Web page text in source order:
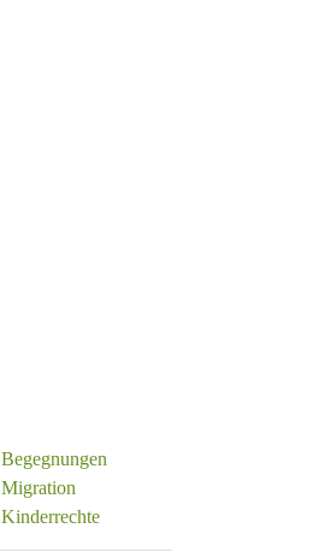
Begegnungen
Migration
Kinderrechte